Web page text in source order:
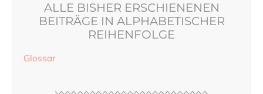
ALLE BISHER ERSCHIENENEN
BEITRÄGE IN ALPHABETISCHER
REIHENFOLGE
Glossar